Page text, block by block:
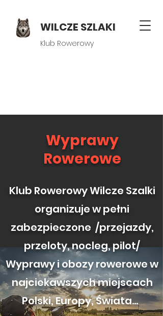
WILCZE SZLAKI
Klub Rowerowy
Wyprawy
Rowerowe
Klub Rowerowy Wilcze Szalki
organizuje w pełni
zabezpieczone /przejazdy,
przeloty, nocleg, pilot/
Wyprawy i obozy rowerowe w
najciekawszych miejscach
Polski, Europy, Świata…